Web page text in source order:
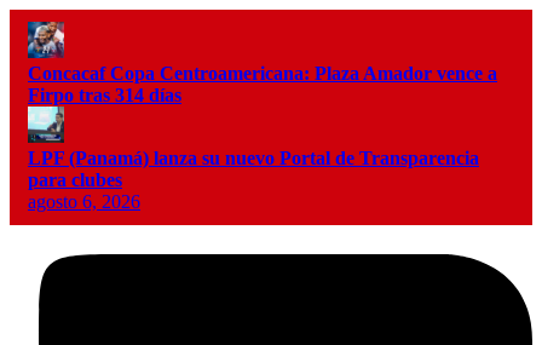
Concacaf Copa Centroamericana: Plaza Amador vence a
Firpo tras 314 días
LPF (Panamá) lanza su nuevo Portal de Transparencia
para clubes
agosto 6, 2026